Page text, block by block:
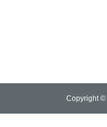
Copyright ©